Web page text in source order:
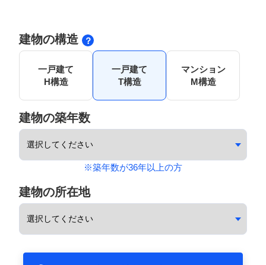
建物の構造
一戸建て
H構造
一戸建て
T構造
マンション
M構造
建物の築年数
※築年数が36年以上の方
建物の所在地